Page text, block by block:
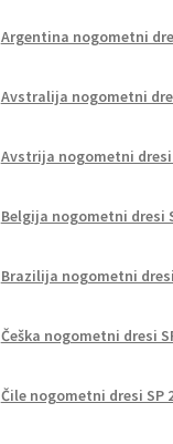
Argentina nogometni
Avstralija nogometni
Avstrija nogometni dresi
Belgija nogometni dresi
Brazilija nogometni dresi
Češka nogometni dresi
Čile nogometni dresi SP